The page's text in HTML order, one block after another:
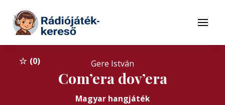
Tovább a tartalomhoz
Menü
0 Gere István
Com’era dov’era
Magyar hangjáték